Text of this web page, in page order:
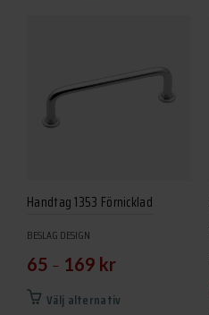
Handtag 1353 Förnicklad
BESLAG DESIGN
65 – 169 kr
Välj alternativ